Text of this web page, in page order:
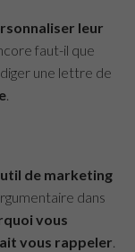
leur
faut-il que
une lettre de
.
de marketing
dans
vous
vous rappeler.